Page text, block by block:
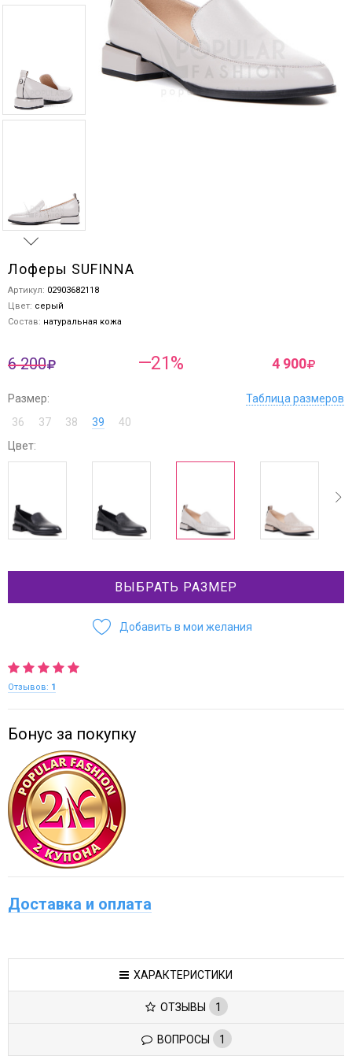
Лоферы SUFINNA
Артикул: 02903682118
Цвет: серый
Состав: натуральная кожа
6 200 —21% 4 900
Размер:
Таблица размеров
36
37 38 39
40
Цвет:
ВЫБРАТЬ РАЗМЕР
Добавить в мои желания
Отзывов: 1
Бонус за покупку
Доставка и оплата
ХАРАКТЕРИСТИКИ
ОТЗЫВЫ 1
ВОПРОСЫ 1